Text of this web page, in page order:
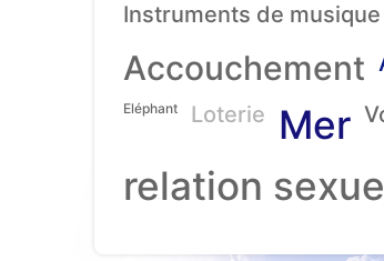
Instruments de musique
Accouchement
Eléphant Loterie Mer
relation